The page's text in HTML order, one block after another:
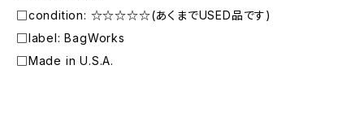
□condition: ☆☆☆☆☆(あくまでUSED品です)
□label: BagWorks
□Made in U.S.A.